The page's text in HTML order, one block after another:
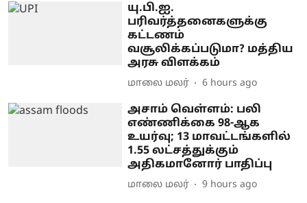
யு.பி.ஐ.
பரிவர்த்தனைகளுக்கு
கட்டணம்
வசூலிக்கப்படுமா? மத்திய
அரசு விளக்கம்
மாலை மலர் 6 hours ago
அசாம் வெள்ளம்: பலி
எண்ணிக்கை 98-ஆக
உயர்வு; 13 மாவட்டங்களில்
1.55 லட்சத்துக்கும்
அதிகமானோர் பாதிப்பு
மாலை மலர் 9 hours ago